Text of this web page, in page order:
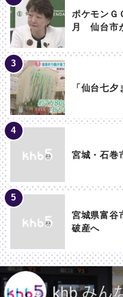
ポケモンＧ
月 仙台市
「仙台七
宮城・石巻
宮城県富谷
破産へ